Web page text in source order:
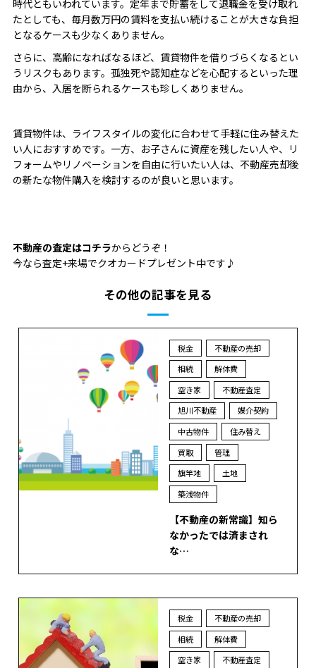
時代ともいわれています。定年まで貯蓄をして退職金を受け取れ
たとしても、毎月数万円の賃料を支払い続けることが大きな負担
となるケースも少なくありません。
さらに、高齢になればなるほど、賃貸物件を借りづらくなるとい
うリスクもあります。孤独死や認知症などを心配するといった理
由から、入居を断られるケースも珍しくありません。
賃貸物件は、ライフスタイルの変化に合わせて手軽に住み替えた
い人におすすめです。一方、お子さんに資産を残したい人や、リ
フォームやリノベーションを自由に行いたい人は、不動産売却後
の新たな物件購入を検討するのが良いと思います。
不動産の査定はコチラからどうぞ！
今なら査定+来場でクオカードプレゼント中です♪
その他の記事を見る
税金
不動産の売却
相続
解体費
空き家
不動産査定
旭川不動産
媒介契約
中古物件
住み替え
買取
管理
旗竿地
土地
築浅物件
【不動産の新常識】知ら
なかったでは済まされ
な…
税金
不動産の売却
相続
解体費
空き家
不動産査定